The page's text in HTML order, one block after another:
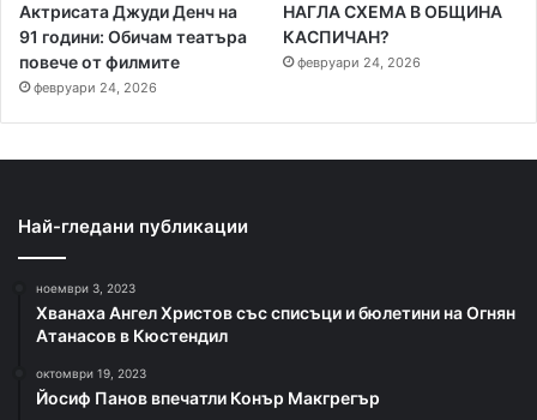
Актрисата Джуди Денч на
91 години: Обичам театъра
повече от филмите
февруари 24, 2026
НАГЛА СХЕМА В ОБЩИНА
КАСПИЧАН?
февруари 24, 2026
Най-гледани публикации
ноември 3, 2023
Хванаха Ангел Христов със списъци и бюлетини на Огнян
Атанасов в Кюстендил
октомври 19, 2023
Йосиф Панов впечатли Конър Макгрегър